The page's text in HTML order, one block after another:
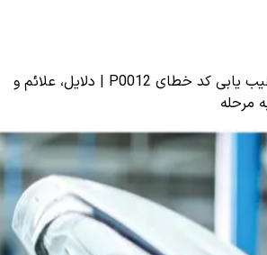
راهنمای جامع عیب یابی کد خطای P0012 | دلایل، علائم و
مرحله